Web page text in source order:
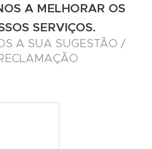
A MELHORAR OS
SERVIÇOS.
A SUA SUGESTÃO /